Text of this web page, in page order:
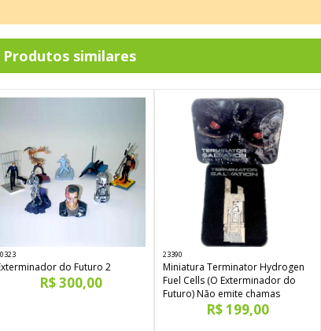
Produtos similares
do Futuro 2
R$ 300,00
23390
Miniatura Terminator Hydrogen
Fuel Cells (O Exterminador do
Futuro) Não emite chamas
R$ 199,00